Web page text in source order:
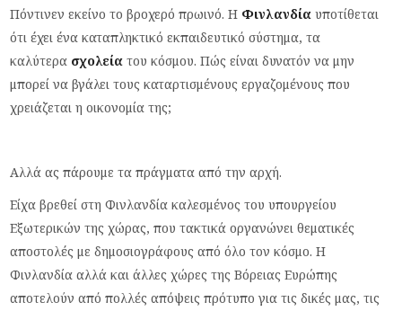
Πόντινεν εκείνο το βροχερό πρωινό. Η Φινλανδία υποτίθεται
ότι έχει ένα καταπληκτικό εκπαιδευτικό σύστημα, τα
καλύτερα σχολεία του κόσμου. Πώς είναι δυνατόν να μην
μπορεί να βγάλει τους καταρτισμένους εργαζομένους που
χρειάζεται η οικονομία της;
Αλλά ας πάρουμε τα πράγματα από την αρχή.
Είχα βρεθεί στη Φινλανδία καλεσμένος του υπουργείου
Εξωτερικών της χώρας, που τακτικά οργανώνει θεματικές
αποστολές με δημοσιογράφους από όλο τον κόσμο. Η
Φινλανδία αλλά και άλλες χώρες της Βόρειας Ευρώπης
αποτελούν από πολλές απόψεις πρότυπο για τις δικές μας, τις